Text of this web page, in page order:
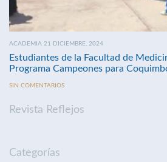
ACADEMIA 21 DICIEMBRE, 2024
Estudiantes de la Facultad de
Programa Campeones para
SIN COMENTARIOS
Revista Reflejos
Categorías